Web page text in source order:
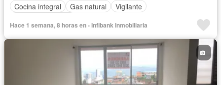
Cocina integral
Gas natural
Vigilante
Hace 1 semana, 8 horas en - Infibank Inmobiliaria